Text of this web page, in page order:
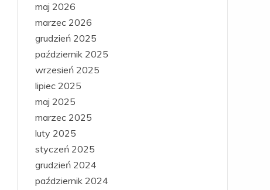
maj 2026
marzec 2026
grudzień 2025
październik 2025
wrzesień 2025
lipiec 2025
maj 2025
marzec 2025
luty 2025
styczeń 2025
grudzień 2024
październik 2024